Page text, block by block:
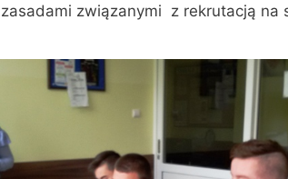
związanymi z rekrutacją na